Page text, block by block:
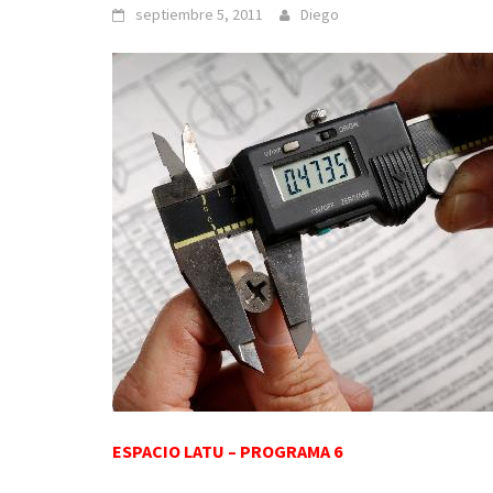
septiembre 5, 2011 Diego
ESPACIO LATU – PROGRAMA 6